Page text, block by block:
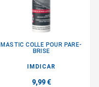
MASTIC COLLE POUR PARE-
BRISE
IMDICAR
9,99 €